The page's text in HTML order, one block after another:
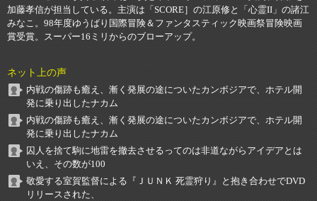
加藤孝信が担当している。主演は「SCORE］の江原修と「心霊II」の諸江
みなこ。98年度ゆうばり国際冒険＆ファンタスティック映画祭冒険映画
賞受賞。スーパー16ミリからのブローアップ。
ネット上の声
内戦の傷跡も癒え、漸く発展の途についたカンボジアで、ホテル開
発に乗り出したナカム
内戦の傷跡も癒え、漸く発展の途についたカンボジアで、ホテル開
発に乗り出したナカム
囚人を捨て駒に地雷を撤去させるってのは非道ながらアイデアとは
いえ、その数が100
敬愛する室賀監督による『ＪＵＮＫ 死霊狩り』と抱き合わせでDVD
リリースされた、